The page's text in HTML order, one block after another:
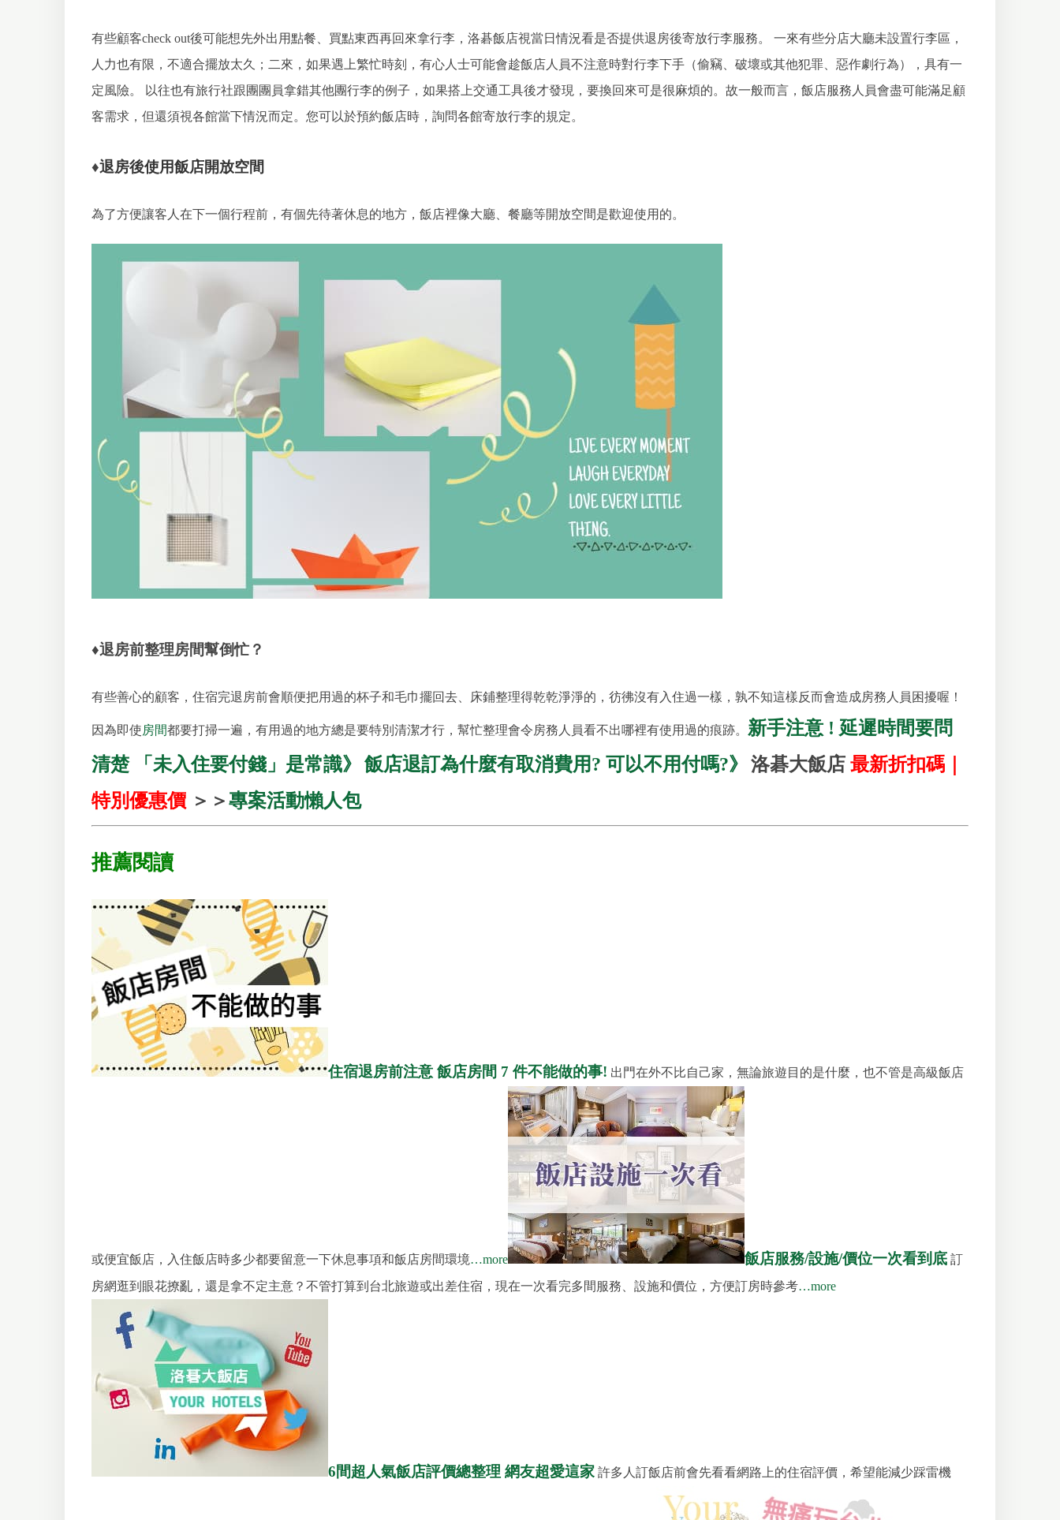
有些顧客check out後可能想先外出用點餐、買點東西再回來拿行李，洛碁飯店視當日情況看是否提供退房後寄放行李服務。
一來有些分店大廳未設置行李區，
人力也有限，不適合擺放太久；二來，如果遇上繁忙時刻，有心人士可能會趁飯店人員不注意時對行李下手（偷竊、破壞或其他犯罪、惡作劇行為），具有一
定風險。
以往也有旅行社跟團團員拿錯其他團行李的例子，如果搭上交通工具後才發現，要換回來可是很麻煩的。故一般而言，飯店服務人員會盡可能滿足顧
客需求，但還須視各館當下情況而定。您可以於預約飯店時，詢問各館寄放行李的規定。
♦退房後使用飯店開放空間
為了方便讓客人在下一個行程前，有個先待著休息的地方，飯店裡像大廳、餐廳等開放空間是歡迎使用的。
♦退房前整理房間幫倒忙？
有些善心的顧客，住宿完退房前會順便把用過的杯子和毛巾擺回去、床鋪整理得乾乾淨淨的，彷彿沒有入住過一樣，孰不知這樣反而會造成房務人員困擾喔！
因為即使房間都要打掃一遍，有用過的地方總是要特別清潔才行，幫忙整理會令房務人員看不出哪裡有使用過的痕跡。 新手注意 ! 延遲時間要問
清楚 「未入住要付錢」是常識》
飯店退訂為什麼有取消費用? 可以不用付嗎?》 洛碁大飯店 最新折扣碼｜
特別優惠價 ＞＞專案活動懶人包
推薦閱讀
住宿退房前注意 飯店房間 7 件不能做的事! 出門在外不比自己家，無論旅遊目的是什麼，也不管是高級飯店
或便宜飯店，入住飯店時多少都要留意一下休息事項和飯店房間環境…more 飯店服務/設施/價位一次看到底 訂
房網逛到眼花撩亂，還是拿不定主意？不管打算到台北旅遊或出差住宿，現在一次看完多間服務、設施和價位，方便訂房時參考…more
6間超人氣飯店評價總整理 網友超愛這家 許多人訂飯店前會先看看網路上的住宿評價，希望能減少踩雷機